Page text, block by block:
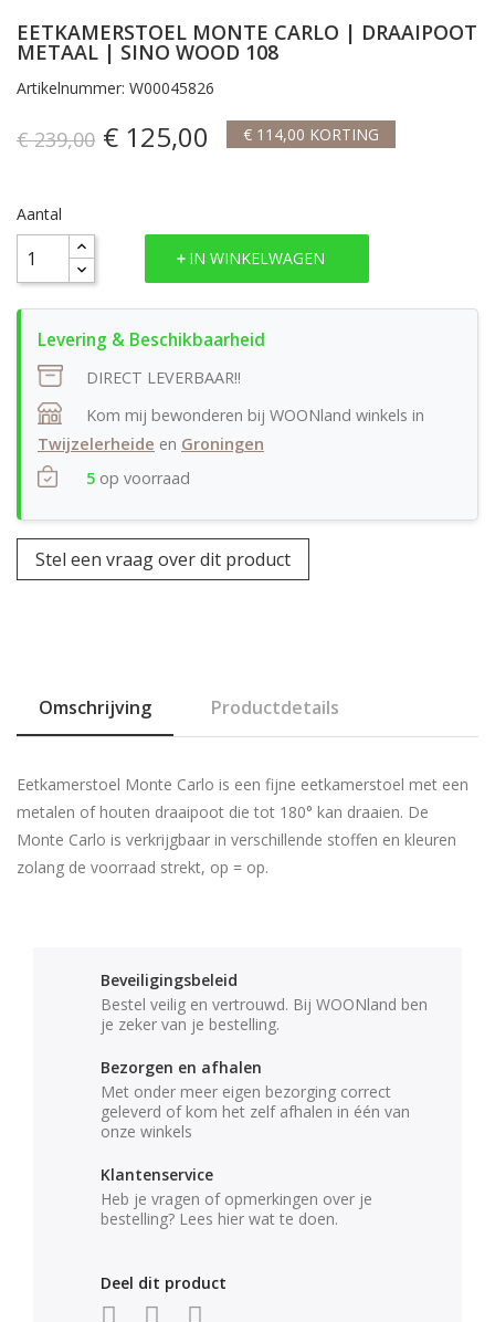
EETKAMERSTOEL MONTE CARLO | DRAAIPOOT
METAAL | SINO WOOD 108
Artikelnummer: W00045826
€ 239,00 € 125,00 € 114,00 KORTING
Aantal
IN WINKELWAGEN
DIRECT LEVERBAAR!!
Kom mij bewonderen bij WOONland winkels in
Twijzelerheide en Groningen
5 op voorraad
Stel een vraag over dit product
Omschrijving Productdetails
Eetkamerstoel Monte Carlo is een fijne eetkamerstoel met een
metalen of houten draaipoot die tot 180° kan draaien. De
Monte Carlo is verkrijgbaar in verschillende stoffen en kleuren
zolang de voorraad strekt, op = op.
Beveiligingsbeleid
Bestel veilig en vertrouwd. Bij WOONland ben
je zeker van je bestelling.
Bezorgen en afhalen
Met onder meer eigen bezorging correct
geleverd of kom het zelf afhalen in één van
onze winkels
Klantenservice
Heb je vragen of opmerkingen over je
bestelling? Lees hier wat te doen.
Deel dit product